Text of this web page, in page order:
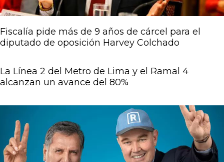
Fiscalía pide más de 9 años de cárcel para el
diputado de oposición Harvey Colchado
La Línea 2 del Metro de Lima y el Ramal 4
alcanzan un avance del 80%